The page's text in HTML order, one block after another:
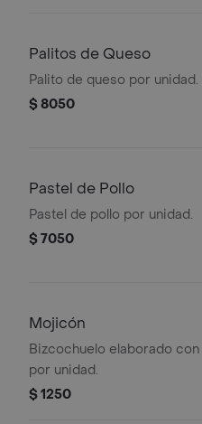
Palitos de Queso
Palito de queso por unidad.
$ 8050
Pastel de Pollo
Pastel de pollo por unidad.
$ 7050
Mojicón
Bizcochuelo elaborado con
por unidad.
$ 1250